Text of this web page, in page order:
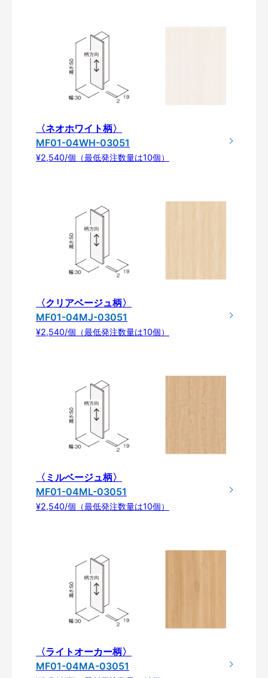
〈ネオホワイト柄〉
MF01-04WH-03051
¥2,540/個（最低発注数量は10個）
〈クリアベージュ柄〉
MF01-04MJ-03051
¥2,540/個（最低発注数量は10個）
〈ミルベージュ柄〉
MF01-04ML-03051
¥2,540/個（最低発注数量は10個）
〈ライトオーカー柄〉
MF01-04MA-03051